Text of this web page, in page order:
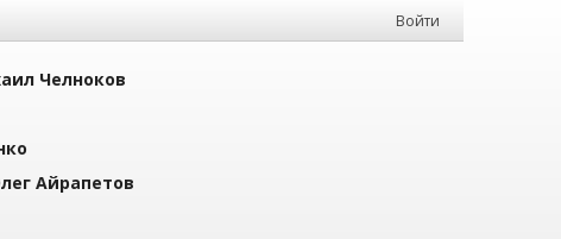
Войти
Челноков
Айрапетов